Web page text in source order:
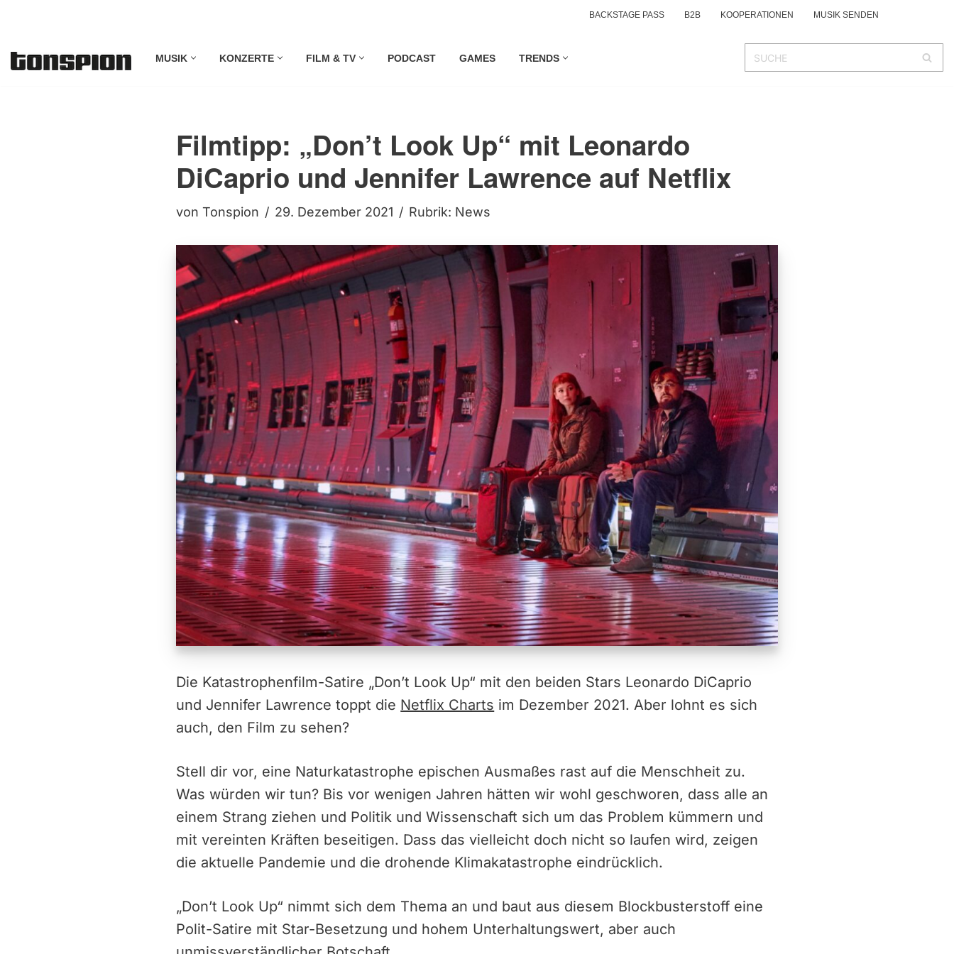
Inhalt
BACKSTAGE PASS B2B KOOPERATIONEN MUSIK SENDEN
MUSIK KONZERTE FILM & TV PODCAST GAMES TRENDS
Filmtipp: „Don’t Look Up“ mit Leonardo
DiCaprio und Jennifer Lawrence auf Netflix
vonTonspion 29. Dezember 2021 Rubrik: News
Die Katastrophenfilm-Satire „Don’t Look Up“ mit den beiden Stars Leonardo DiCaprio
und Jennifer Lawrence toppt die Netflix Charts im Dezember 2021. Aber lohnt es sich
auch, den Film zu sehen?
Stell dir vor, eine Naturkatastrophe epischen Ausmaßes rast auf die Menschheit zu.
Was würden wir tun? Bis vor wenigen Jahren hätten wir wohl geschworen, dass alle an
einem Strang ziehen und Politik und Wissenschaft sich um das Problem kümmern und
mit vereinten Kräften beseitigen. Dass das vielleicht doch nicht so laufen wird, zeigen
die aktuelle Pandemie und die drohende Klimakatastrophe eindrücklich.
„Don’t Look Up“ nimmt sich dem Thema an und baut aus diesem Blockbusterstoff eine
Polit-Satire mit Star-Besetzung und hohem Unterhaltungswert, aber auch